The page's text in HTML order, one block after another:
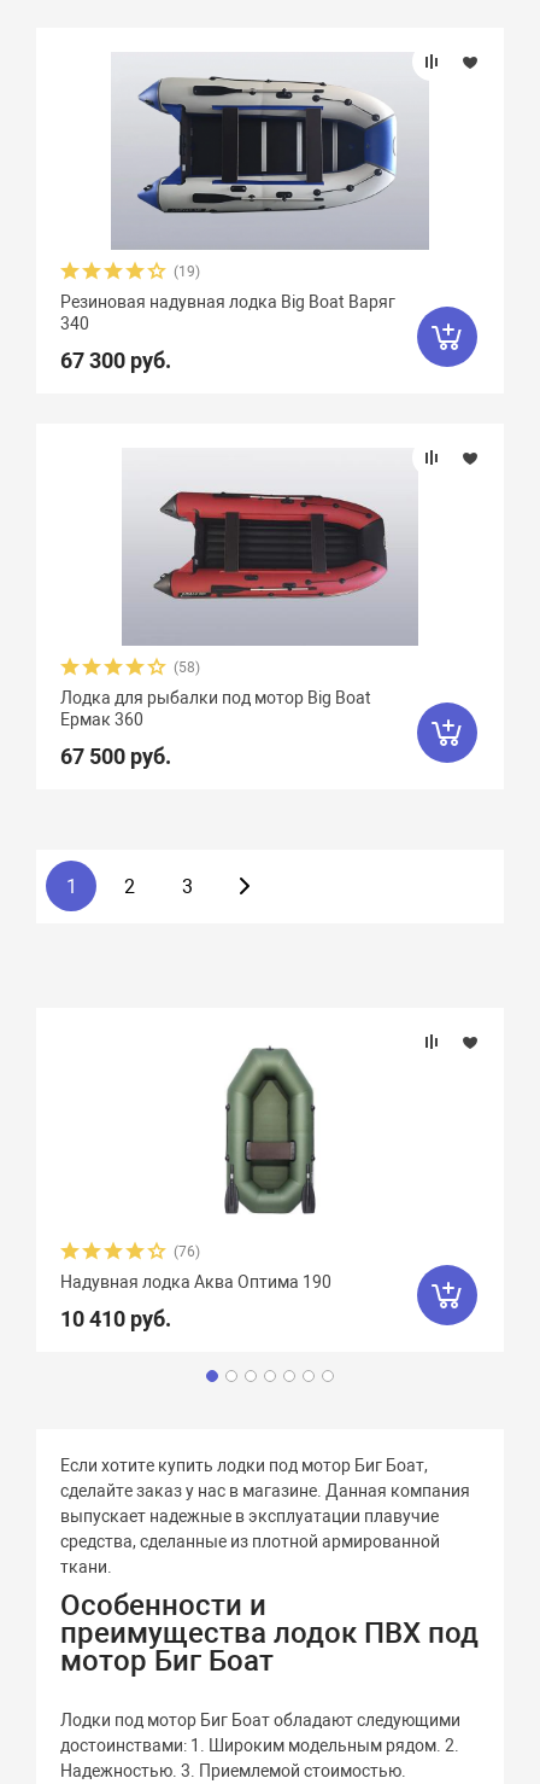
(19)
Резиновая надувная лодка Big Boat Варяг
340
67 300 руб.
(58)
Лодка для рыбалки под мотор Big Boat
Ермак 360
67 500 руб.
1 2 3
(76)
Надувная лодка Аква Оптима 190
10 410 руб.
Если хотите купить лодки под мотор Биг Боат,
сделайте заказ у нас в магазине. Данная компания
выпускает надежные в эксплуатации плавучие
средства, сделанные из плотной армированной
ткани.
Особенности и
преимущества лодок ПВХ под
мотор Биг Боат
Лодки под мотор Биг Боат обладают следующими
достоинствами: 1. Широким модельным рядом. 2.
Надежностью. 3. Приемлемой стоимостью.